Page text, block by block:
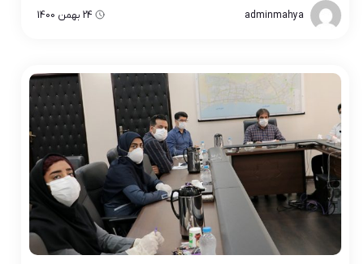
adminmahya 24 بهمن 1400